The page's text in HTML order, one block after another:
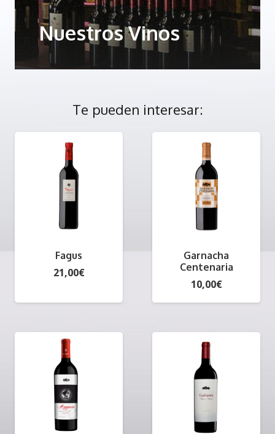
Nuestros Vinos
Te pueden interesar:
Fagus
21,00€
Garnacha
Centenaria
10,00€